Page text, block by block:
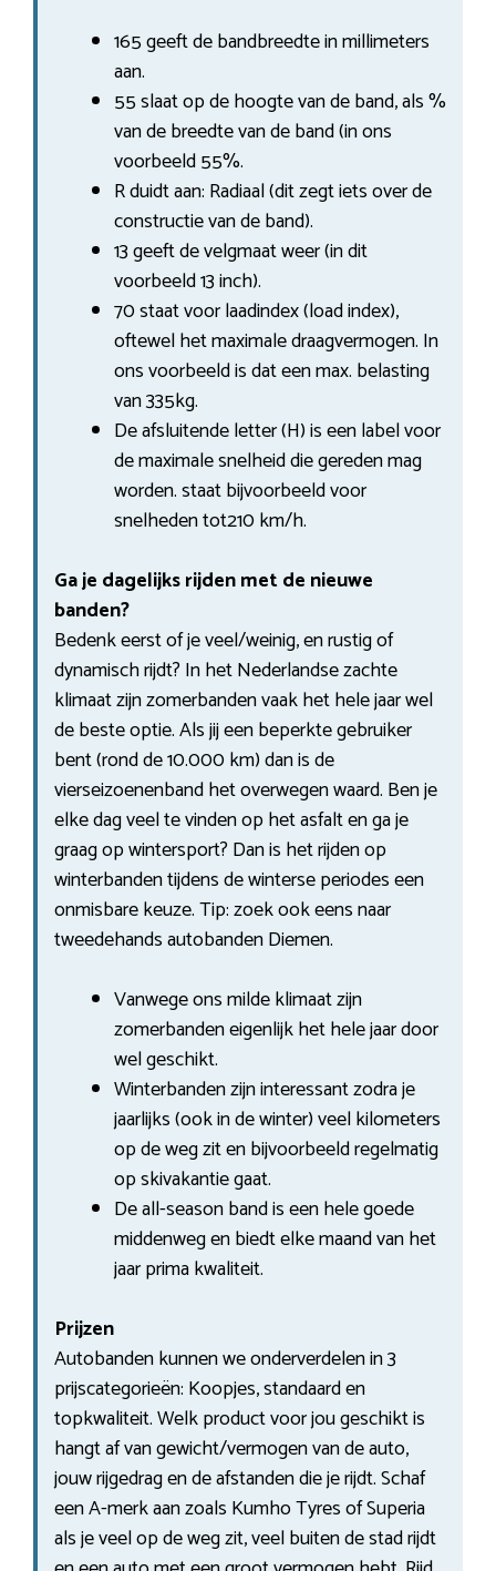
165 geeft de bandbreedte in millimeters
aan.
55 slaat op de hoogte van de band, als %
van de breedte van de band (in ons
voorbeeld 55%.
R duidt aan: Radiaal (dit zegt iets over de
constructie van de band).
13 geeft de velgmaat weer (in dit
voorbeeld 13 inch).
70 staat voor laadindex (load index),
oftewel het maximale draagvermogen. In
ons voorbeeld is dat een max. belasting
van 335kg.
De afsluitende letter (H) is een label voor
de maximale snelheid die gereden mag
worden. staat bijvoorbeeld voor
snelheden tot210 km/h.
Ga je dagelijks rijden met de nieuwe
banden?
Bedenk eerst of je veel/weinig, en rustig of
dynamisch rijdt? In het Nederlandse zachte
klimaat zijn zomerbanden vaak het hele jaar wel
de beste optie. Als jij een beperkte gebruiker
bent (rond de 10.000 km) dan is de
vierseizoenenband het overwegen waard. Ben je
elke dag veel te vinden op het asfalt en ga je
graag op wintersport? Dan is het rijden op
winterbanden tijdens de winterse periodes een
onmisbare keuze. Tip: zoek ook eens naar
tweedehands autobanden Diemen.
Vanwege ons milde klimaat zijn
zomerbanden eigenlijk het hele jaar door
wel geschikt.
Winterbanden zijn interessant zodra je
jaarlijks (ook in de winter) veel kilometers
op de weg zit en bijvoorbeeld regelmatig
op skivakantie gaat.
De all-season band is een hele goede
middenweg en biedt elke maand van het
jaar prima kwaliteit.
Prijzen
Autobanden kunnen we onderverdelen in 3
prijscategorieën: Koopjes, standaard en
topkwaliteit. Welk product voor jou geschikt is
hangt af van gewicht/vermogen van de auto,
jouw rijgedrag en de afstanden die je rijdt. Schaf
een A-merk aan zoals Kumho Tyres of Superia
als je veel op de weg zit, veel buiten de stad rijdt